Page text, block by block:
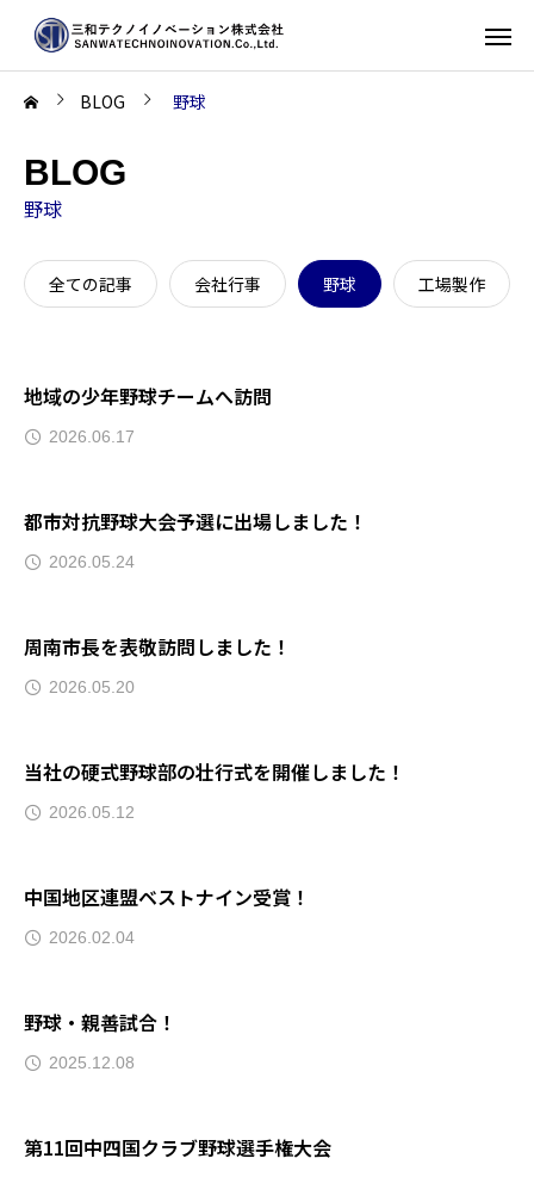
BLOG 野球
BLOG
野球
全ての記事 会社行事 野球 工場製作
地域の少年野球チームへ訪問
2026.06.17
都市対抗野球大会予選に出場しました！
2026.05.24
周南市長を表敬訪問しました！
2026.05.20
当社の硬式野球部の壮行式を開催しました！
2026.05.12
中国地区連盟ベストナイン受賞！
2026.02.04
野球・親善試合！
2025.12.08
第11回中四国クラブ野球選手権大会